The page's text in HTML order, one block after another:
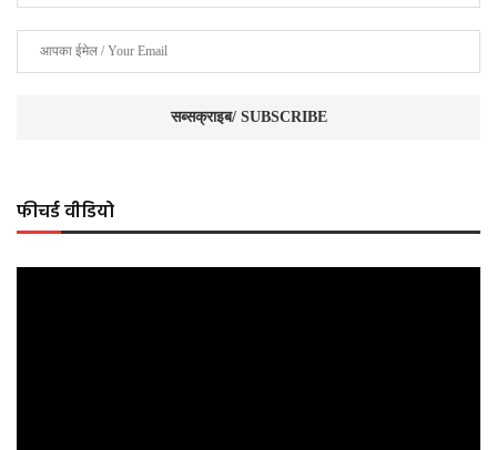
फीचर्ड वीडियो